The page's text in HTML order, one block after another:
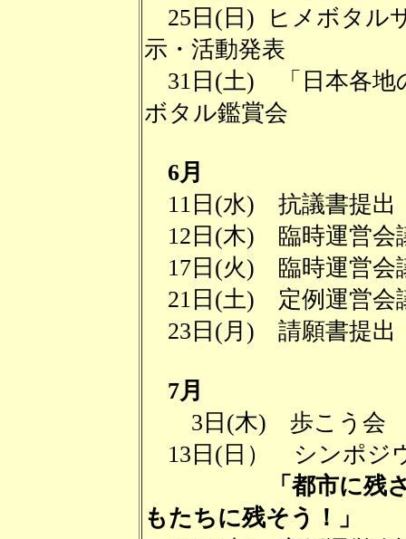
25日(日) ヒメボタル
示・活動発表
31日(土) 「日本各地
ボタル鑑賞会
6月
11日(水) 抗議書提出
12日(木) 臨時運営会
17日(火) 臨時運営会
21日(土) 定例運営会
23日(月) 請願書提出
7月
3日(木) 歩こう会
13日(日） シンポジ
「都市に残された
もたちに残そう！」